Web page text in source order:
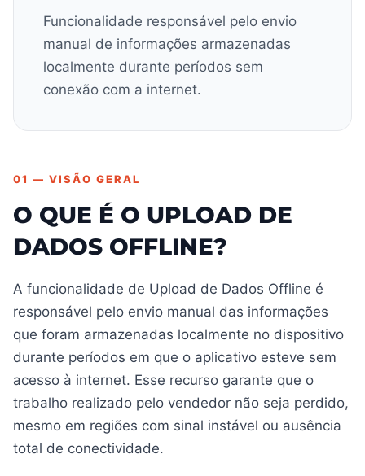
Funcionalidade responsável pelo envio
manual de informações armazenadas
localmente durante períodos sem
conexão com a internet.
01 — VISÃO GERAL
O QUE É O UPLOAD DE
DADOS OFFLINE?
A funcionalidade de Upload de Dados Offline é
responsável pelo envio manual das informações
que foram armazenadas localmente no dispositivo
durante períodos em que o aplicativo esteve sem
acesso à internet. Esse recurso garante que o
trabalho realizado pelo vendedor não seja perdido,
mesmo em regiões com sinal instável ou ausência
total de conectividade.